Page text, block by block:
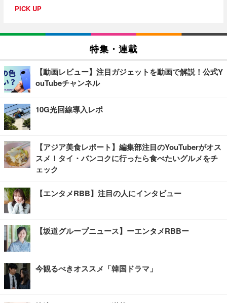
PICK UP
特集・連載
【動画レビュー】注目ガジェットを動画で解説！公式Y
ouTubeチャンネル
10G光回線導入レポ
【アジア美食レポート】編集部注目のYouTuberがオス
スメ！タイ・バンコクに行ったら食べたいグルメをチ
ェック
【エンタメRBB】注目の人にインタビュー
【坂道グループニュース】ーエンタメRBBー
今観るべきオススメ「韓国ドラマ」